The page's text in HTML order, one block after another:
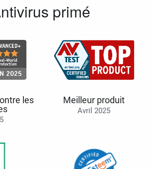
primé
les
Meilleur produit
Avril 2025